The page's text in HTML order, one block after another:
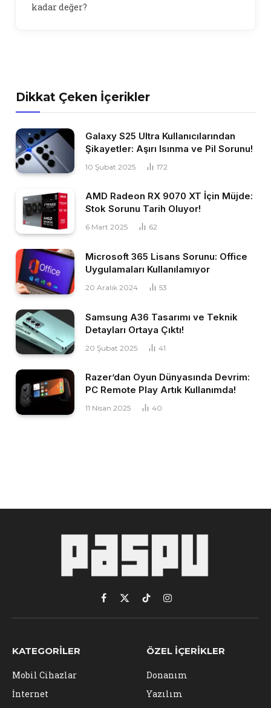
kadar değer?
Dikkat Çeken İçerikler
Galaxy S25 Ultra Kullanıcılarından
Şikayetler: Aşırı Isınma ve Pil Sorunu!
10 Şubat 2025 172
AMD Radeon RX 9070 XT İçin Müjde:
Stok Sorunu Tarih Oluyor!
6 Mart 2025 62
Microsoft 365 Lisans Sorunu: Office
Uygulamaları Kullanılamıyor
20 Aralık 2024 53
Samsung A36 Tasarımı ve Teknik
Detayları Ortaya Çıktı!
20 Şubat 2025 41
Razer’dan Oyun Dünyasında Devrim:
PC Remote Play Artık Kullanımda!
11 Nisan 2025 40
Facebook
X
(Twitter)
TikTokInstagram
KATEGORILER
Mobil Cihazlar
İnternet
ÖZEL İÇERIKLER
Donanım
Yazılım